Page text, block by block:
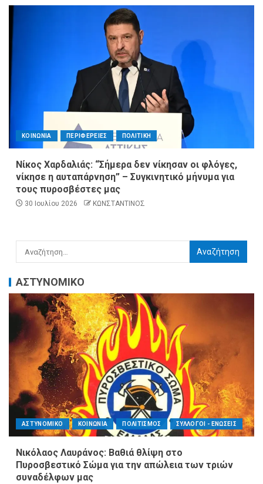
ΚΟΙΝΩΝΙΑ ΠΕΡΙΦΕΡΕΙΕΣ ΠΟΛΙΤΙΚΗ
Νίκος Χαρδαλιάς: “Σήμερα δεν νίκησαν οι φλόγες,
νίκησε η αυταπάρνηση” – Συγκινητικό μήνυμα για
τους πυροσβέστες μας
30 Ιουλίου 2026 ΚΩΝΣΤΑΝΤΙΝΟΣ
ΑΣΤΥΝΟΜΙΚΟ
ΑΣΤΥΝΟΜΙΚΟ ΚΟΙΝΩΝΙΑ ΠΟΛΙΤΙΣΜΟΣ ΣΥΛΛΟΓΟΙ - ΕΝΩΣΕΙΣ
Νικόλαος Λαυράνος: Βαθιά θλίψη στο
Πυροσβεστικό Σώμα για την απώλεια των τριών
συναδέλφων μας